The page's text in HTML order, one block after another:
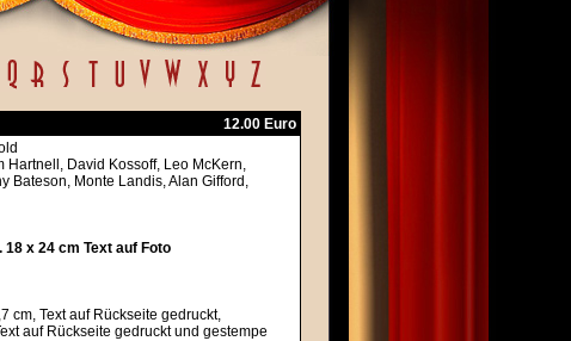
12.00 Euro
Hartnell, David Kossoff, Leo McKern,
Bateson, Monte Landis, Alan Gifford,
x 24 cm Text auf Foto
cm, Text auf Rückseite gedruckt,
auf Rückseite gedruckt und gestempe